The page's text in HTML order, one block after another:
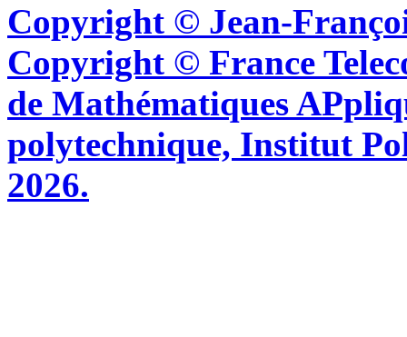
Copyright © Jean-
Copyright © France
de Mathématiques
polytechnique, Institut
2026.